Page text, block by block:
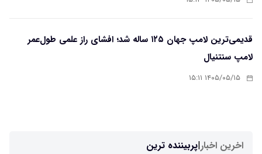
قدیمی‌ترین لامپ جهان ۱۲۵ ساله شد؛ افشای راز علمی طول‌عمر
لامپ سنتنیال
۱۴۰۵/۰۵/۱۵ ۱۵:۱۱
اخرین اخبار|پربیننده ترین